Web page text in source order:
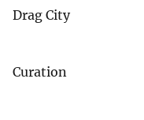
Drag City
Curation